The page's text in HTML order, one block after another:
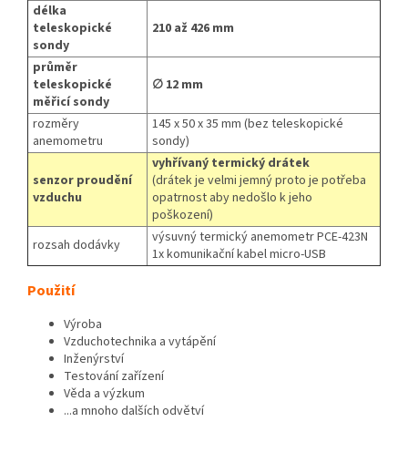
délka
teleskopické
sondy
210 až 426 mm
průměr
teleskopické
měřicí sondy
∅ 12 mm
rozměry
anemometru
145 x 50 x 35 mm (bez teleskopické
sondy)
senzor proudění
vzduchu
vyhřívaný termický drátek
(drátek je velmi jemný proto je potřeba
opatrnost aby nedošlo k jeho
poškození)
rozsah dodávky
výsuvný termický anemometr PCE-423N
1x komunikační kabel micro-USB
Použití
Výroba
Vzduchotechnika a vytápění
Inženýrství
Testování zařízení
Věda a výzkum
...a mnoho dalších odvětví